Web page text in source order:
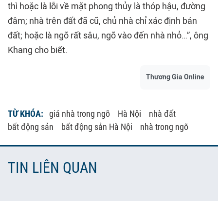
thì hoặc là lỗi về mặt phong thủy là thóp hậu, đường
đâm; nhà trên đất đã cũ, chủ nhà chỉ xác định bán
đất; hoặc là ngõ rất sâu, ngõ vào đến nhà nhỏ…”, ông
Khang cho biết.
Thương Gia Online
TỪ KHÓA: giá nhà trong ngõ Hà Nội
nhà đất
bất động sản
bất động sản Hà Nội nhà trong ngõ
TIN LIÊN QUAN